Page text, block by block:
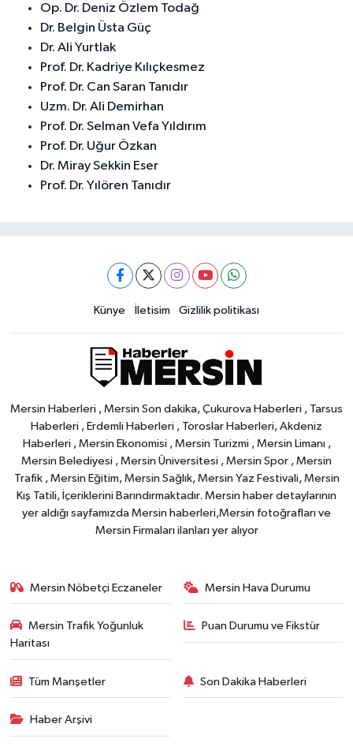
Op. Dr. Deniz Özlem Todağ
Dr. Belgin Üsta Güç
Dr. Ali Yurtlak
Prof. Dr. Kadriye Kılıçkesmez
Prof. Dr. Can Saran Tanıdır
Uzm. Dr. Ali Demirhan
Prof. Dr. Selman Vefa Yıldırım
Prof. Dr. Uğur Özkan
Dr. Miray Sekkin Eser
Prof. Dr. Yılören Tanıdır
Künye İletisim Gizlilik politikası
Mersin Haberleri , Mersin Son dakika, Çukurova Haberleri , Tarsus
Haberleri , Erdemli Haberleri , Toroslar Haberleri, Akdeniz
Haberleri , Mersin Ekonomisi , Mersin Turizmi , Mersin Limanı ,
Mersin Belediyesi , Mersin Üniversitesi , Mersin Spor , Mersin
Trafik , Mersin Eğitim, Mersin Sağlık, Mersin Yaz Festivali, Mersin
Kış Tatili, İçeriklerini Barındırmaktadır. Mersin haber detaylarının
yer aldığı sayfamızda Mersin haberleri,Mersin fotoğrafları ve
Mersin Firmaları ilanları yer alıyor
Mersin Nöbetçi Eczaneler Mersin Hava Durumu
Mersin Trafik Yoğunluk
Haritası
Puan Durumu ve Fikstür
Tüm Manşetler Son Dakika Haberleri
Haber Arşivi